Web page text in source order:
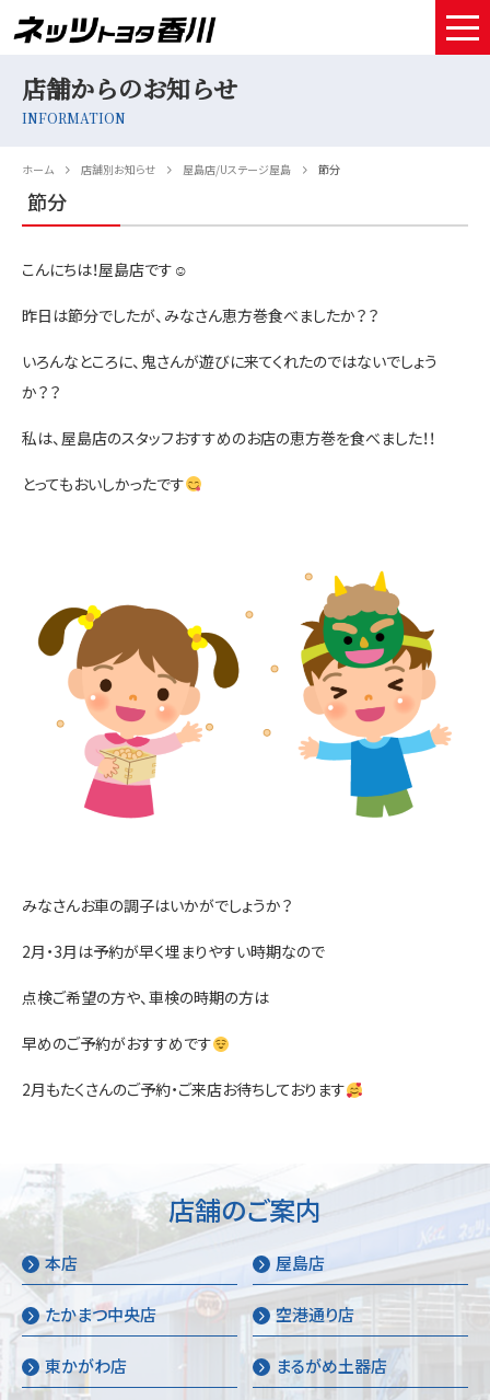
採用情報
店舗からのお知らせ
INFORMATION
ホーム 店舗別お知らせ 屋島店/Uステージ屋島 節分
節分
こんにちは！屋島店です☺
昨日は節分でしたが、みなさん恵方巻食べましたか？？
いろんなところに、鬼さんが遊びに来てくれたのではないでしょう
か？？
私は、屋島店のスタッフおすすめのお店の恵方巻を食べました！！
とってもおいしかったです
みなさんお車の調子はいかがでしょうか？
2月・3月は予約が早く埋まりやすい時期なので
点検ご希望の方や、車検の時期の方は
早めのご予約がおすすめです
2月もたくさんのご予約・ご来店お待ちしております
店舗のご案内
本店 屋島店
たかまつ中央店 空港通り店
東かがわ店 まるがめ土器店